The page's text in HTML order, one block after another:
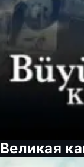
Великая